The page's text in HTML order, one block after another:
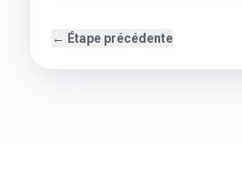
← Étape précédente